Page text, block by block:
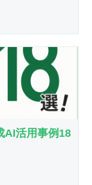
AI活用事例18